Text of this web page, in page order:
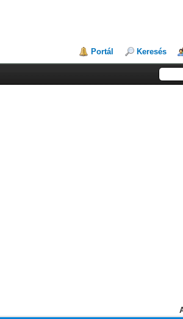
Portál Keresés